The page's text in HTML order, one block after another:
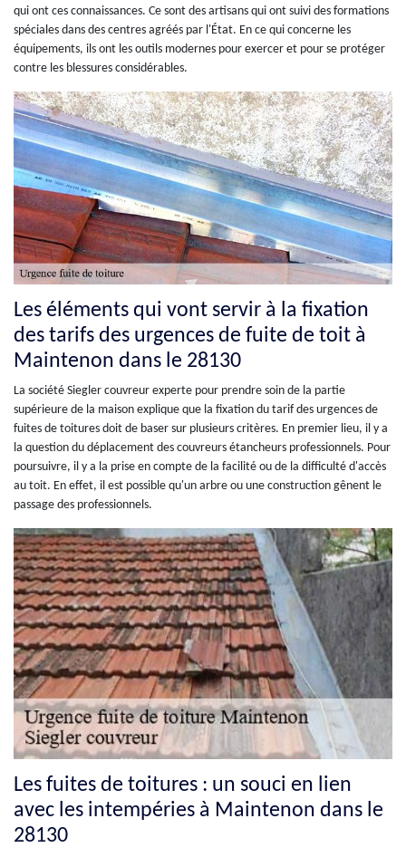
qui ont ces connaissances. Ce sont des artisans qui ont suivi des formations
spéciales dans des centres agréés par l'État. En ce qui concerne les
équipements, ils ont les outils modernes pour exercer et pour se protéger
contre les blessures considérables.
Les éléments qui vont servir à la fixation
des tarifs des urgences de fuite de toit à
Maintenon dans le 28130
La société Siegler couvreur experte pour prendre soin de la partie
supérieure de la maison explique que la fixation du tarif des urgences de
fuites de toitures doit de baser sur plusieurs critères. En premier lieu, il y a
la question du déplacement des couvreurs étancheurs professionnels. Pour
poursuivre, il y a la prise en compte de la facilité ou de la difficulté d'accès
au toit. En effet, il est possible qu'un arbre ou une construction gênent le
passage des professionnels.
Les fuites de toitures : un souci en lien
avec les intempéries à Maintenon dans le
28130